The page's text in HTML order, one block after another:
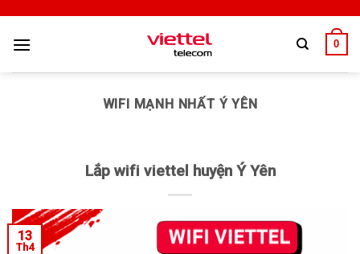
0
WIFI MẠNH NHẤT Ý YÊN
Lắp wifi viettel huyện Ý Yên
13
Th4